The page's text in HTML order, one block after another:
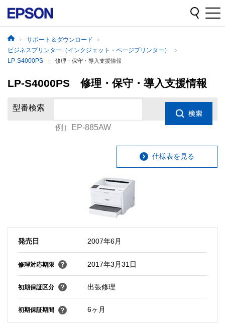
サポート＆ダウンロード
ビジネスプリンター（インクジェット・ページプリンター）
LP-S4000PS
修理・保守・導入支援情報
LP-S4000PS 修理・保守・導入支援情報
型番検索
例）EP-885AW
仕様表を見る
発売日 2007年6月
修理対応期限 2017年3月31日
初期保証区分 出張修理
初期保証期間 6ヶ月